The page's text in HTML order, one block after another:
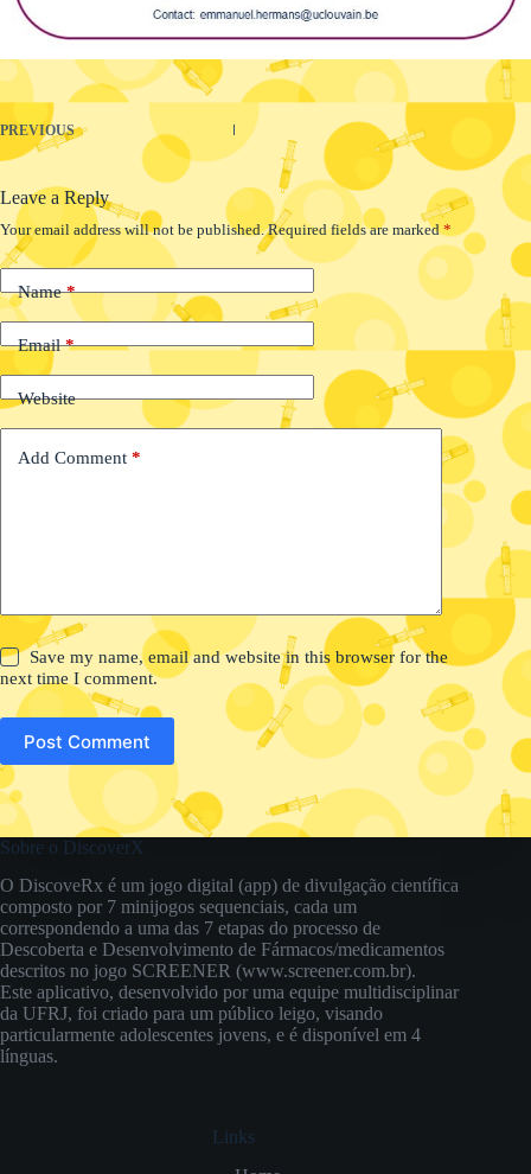
PREVIOUS
Leave a Reply
Your email address will not be published. Required fields are marked*
Name*
Email*
Website
Add Comment *
Save my name, email and website in this browser for the
next time I comment.
Post Comment
Sobre o DiscoverX
O DiscoveRx é um jogo digital (app) de divulgação científica
composto por 7 minijogos sequenciais, cada um
correspondendo a uma das 7 etapas do processo de
Descoberta e Desenvolvimento de Fármacos/medicamentos
descritos no jogo SCREENER (www.screener.com.br).
Este aplicativo, desenvolvido por uma equipe multidisciplinar
da UFRJ, foi criado para um público leigo, visando
particularmente adolescentes jovens, e é disponível em 4
línguas.
Links